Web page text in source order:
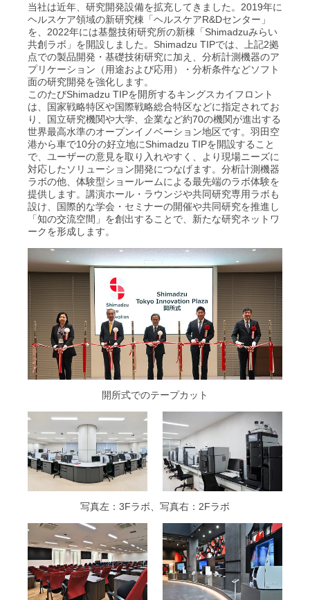
当社は近年、研究開発設備を拡充してきました。2019年に
ヘルスケア領域の新研究棟「ヘルスケアR&Dセンター」
を、2022年には基盤技術研究所の新棟「Shimadzuみらい
共創ラボ」を開設しました。Shimadzu TIPでは、上記2拠
点での製品開発・基礎技術研究に加え、分析計測機器のア
プリケーション（用途および応用）・分析条件などソフト
面の研究開発を強化します。
このたびShimadzu TIPを開所するキングスカイフロント
は、国家戦略特区や国際戦略総合特区などに指定されてお
り、国立研究機関や大学、企業など約70の機関が進出する
世界最高水準のオープンイノベーション地区です。羽田空
港から車で10分の好立地にShimadzu TIPを開設すること
で、ユーザーの意見を取り入れやすく、より現場ニーズに
対応したソリューション開発につなげます。分析計測機器
ラボの他、体験型ショールームによる最先端のラボ体験を
提供します。講演ホール・ラウンジや共同研究専用ラボも
設け、国際的な学会・セミナーの開催や共同研究を推進し
「知の交流空間」を創出することで、新たな研究ネットワ
ークを形成します。
開所式でのテープカット
写真左：3Fラボ、写真右：2Fラボ